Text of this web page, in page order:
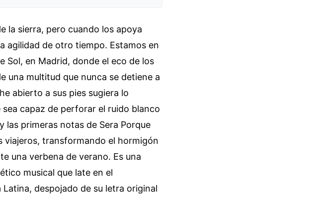
la sierra, pero cuando los apoya
agilidad de otro tiempo. Estamos en
Sol, en Madrid, donde el eco de los
una multitud que nunca se detiene a
abierto a sus pies sugiera lo
capaz de perforar el ruido blanco
las primeras notas de Sera Porque
viajeros, transformando el hormigón
una verbena de verano. Es una
musical que late en el
despojado de su letra original